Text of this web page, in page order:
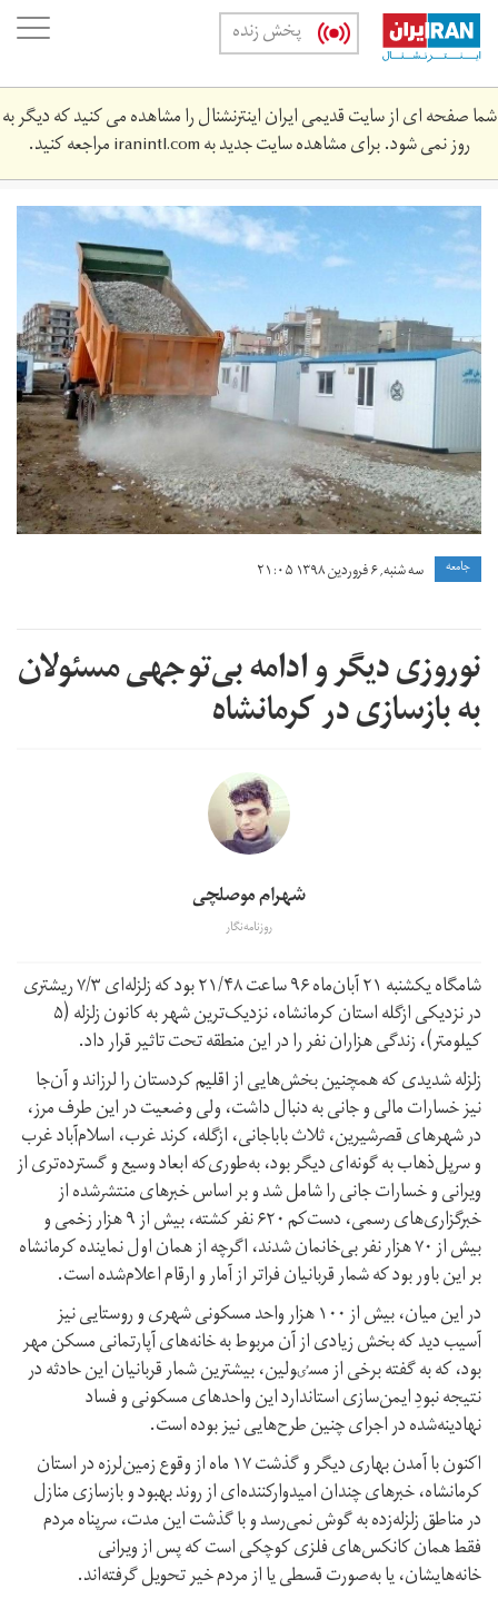
Skip
main
content
پخش زنده
شما صفحه ای از سایت قدیمی ایران اینترنشنال را مشاهده می کنید که دیگر به
روز نمی شود. برای مشاهده سایت جدید بهiranintl.comمراجعه کنید.
0331.jpg
جامعه سه شنبه, ۶ فروردین ۱۳۹۸ ۲۱:۰۵
نوروزی دیگر و ادامه بی‌توجهی مسئولان
به بازسازی در کرمانشاه
شهرام موصلچی
روزنامه‌نگار
شامگاه یکشنبه ۲۱ آبان‌ماه ۹۶ ساعت ۲۱/۴۸ بود که زلزله‌ای ۷/۳ ریشتری
در نزدیکی ازگله استان کرمانشاه، نزدیک‌ترین شهر به کانون زلزله (۵
کیلومتر)، زندگی هزاران نفر را در این منطقه تحت تاثیر قرار داد.
زلزله‌ شدیدی که همچنین بخش‌هایی از اقلیم کردستان را لرزاند و آن‌جا
نیز خسارات مالی و جانی به دنبال داشت، ولی وضعیت در این طرف مرز،
در شهرهای قصرشیرین، ثلاث باباجانی، ازگله، کرند غرب، اسلام‌آباد غرب
و سرپل‌ذهاب به گونه‌ای دیگر بود، به‌طوری‌که ابعاد وسیع و گسترده‌تری از
ویرانی‌ و خسارات جانی را شامل شد و بر اساس خبرهای منتشر‌شده از
خبرگزاری‌های رسمی، دست‌کم ۶۲۰ نفر کشته، بیش از ۹ هزار زخمی و
بیش از ۷۰ هزار نفر بی‌خانمان شدند، اگرچه از همان اول نماینده کرمانشاه
بر این باور بود که شمار قربانیان فراتر از آمار و ارقام اعلام‌شده است.
در این میان، بیش از ۱۰۰ هزار واحد مسکونی شهری و روستایی نیز
آسیب دید که بخش زیادی از آن مربوط به خانه‌های آپارتمانی مسکن مهر
بود، که به گفته برخی از مسٸولین، بیشترین شمار قربانیان این حادثه در
نتیجه نبودِ ایمن‌سازی استاندارد این واحد‌های مسکونی و فساد
نهادینه‌شده در اجرای چنین طرح‌هایی نیز بوده است.
اکنون با آمدن بهاری دیگر و گذشت ۱۷ ماه از وقوع زمین‌لرزه در استان
کرمانشاه، خبرهای چندان امیدوارکننده‌ای از روند بهبود و بازسازی منازل
در مناطق زلزله‌زده به گوش نمی‌رسد و با گذشت این مدت، سرپناه مردم
فقط همان کانکس‌های فلزی کوچکی است که پس از ویرانی
خانه‌هایشان، یا به‌صورت قسطی یا از مردم خیر تحویل گرفته‌اند.